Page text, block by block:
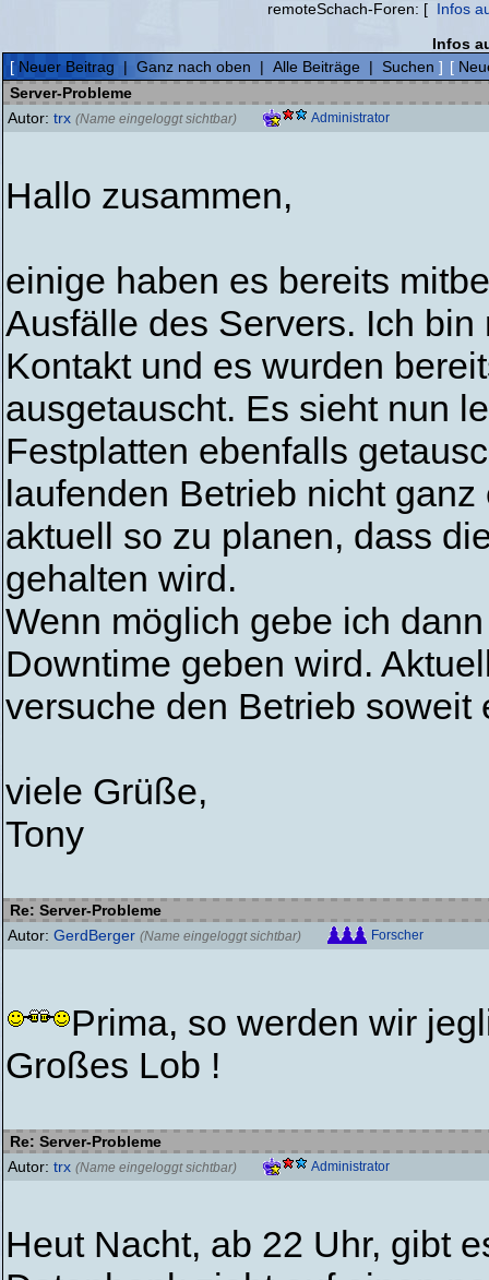
remoteSchach-Foren: [ Infos
Infos
[ Neuer Beitrag | Ganz nach oben | Alle Beiträge | Suchen ] [
Server-Probleme
Autor: trx (Name eingeloggt sichtbar) Administrator
Hallo zusammen,
einige haben es bereits
Ausfälle des Servers. Ich
Kontakt und es wurden
ausgetauscht. Es sieht nun
Festplatten ebenfalls
laufenden Betrieb nicht
aktuell so zu planen, dass
gehalten wird.
Wenn möglich gebe ich
Downtime geben wird.
versuche den Betrieb soweit
viele Grüße,
Tony
Re: Server-Probleme
Autor: GerdBerger (Name eingeloggt sichtbar) Forscher
Prima, so werden wir
Großes Lob !
Re: Server-Probleme
Autor: trx (Name eingeloggt sichtbar) Administrator
Heut Nacht, ab 22 Uhr, gibt